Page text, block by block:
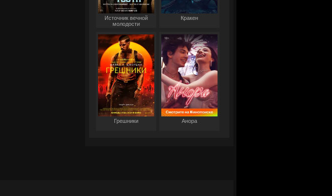
Источник вечной
молодости
Кракен
Грешники Анора